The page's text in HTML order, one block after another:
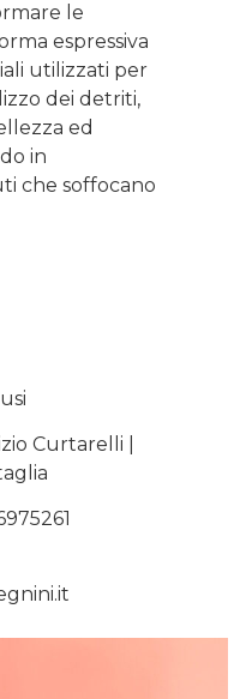
le
espressiva
utilizzati per
dei detriti,
ed
in
che soffocano
Curtarelli |